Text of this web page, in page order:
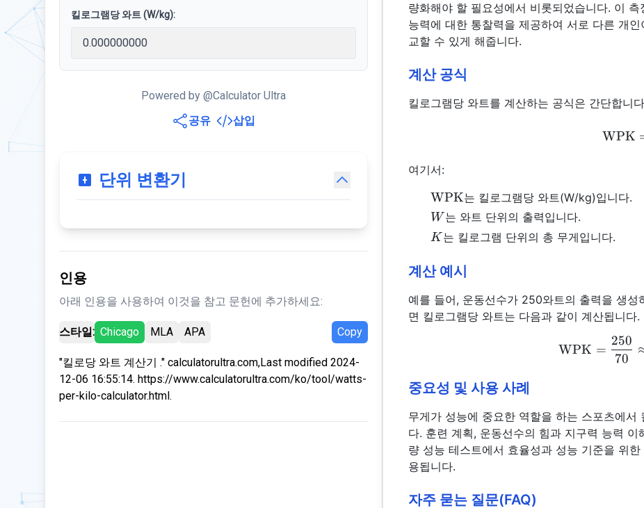
킬로그램당 와트 (W/kg):
Powered by @Calculator Ultra
공유
삽입
단위 변환기
인용
아래 인용을 사용하여 이것을 참고 문헌에 추가하세요:
스타일: Chicago MLA APA Copy
"킬로당 와트 계산기 ." calculatorultra.com,Last modified 2024-
12-06 16:55:14. https://www.calculatorultra.com/ko/tool/watts-
per-kilo-calculator.html.
량화해야 할 필요성에서 비롯되었습니다. 이
능력에 대한 통찰력을 제공하여 서로 다른 개
교할 수 있게 해줍니다.
계산 공식
킬로그램당 와트를 계산하는 공식은 간단합니
WPK
여기서:
\text{WPK}
WPK는 킬로그램당 와트(W/kg)입니다.
W
W 는 와트 단위의 출력입니다.
K
K 는 킬로그램 단위의 총 무게입니다.
계산 예시
예를 들어, 운동선수가 250와트의 출력을 생
면 킬로그램당 와트는 다음과 같이 계산됩니다.
WPK =
70
250
중요성 및 사용 사례
무게가 성능에 중요한 역할을 하는 스포츠에
다. 훈련 계획, 운동선수의 힘과 지구력 능력
량 성능 테스트에서 효율성과 성능 기준을 위
용됩니다.
자주 묻는 질문(FAQ)